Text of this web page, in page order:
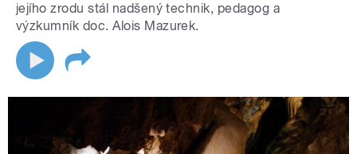
jejího zrodu stál nadšený technik, pedagog a
výzkumník doc. Alois Mazurek.